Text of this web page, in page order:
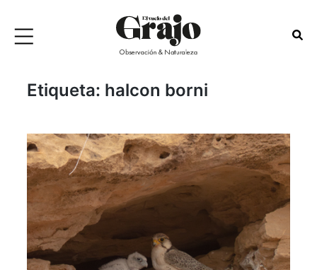
Etiqueta: halcon borni